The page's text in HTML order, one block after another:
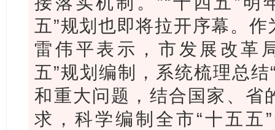
五”规划也即将拉开序幕。
雷伟平表示，市发展改革
五”规划编制，系统梳理总
和重大问题，结合国家、省
求，科学编制全市“十五五